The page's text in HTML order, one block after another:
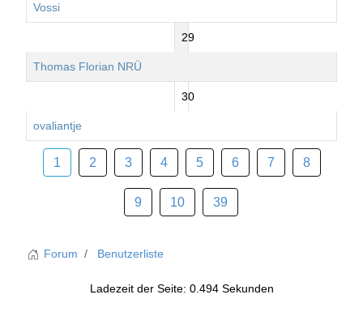
Vossi
29
Thomas Florian NRÜ
30
ovaliantje
1 2 3 4 5 6 7 8
9 10 39
Forum Benutzerliste
Ladezeit der Seite: 0.494 Sekunden